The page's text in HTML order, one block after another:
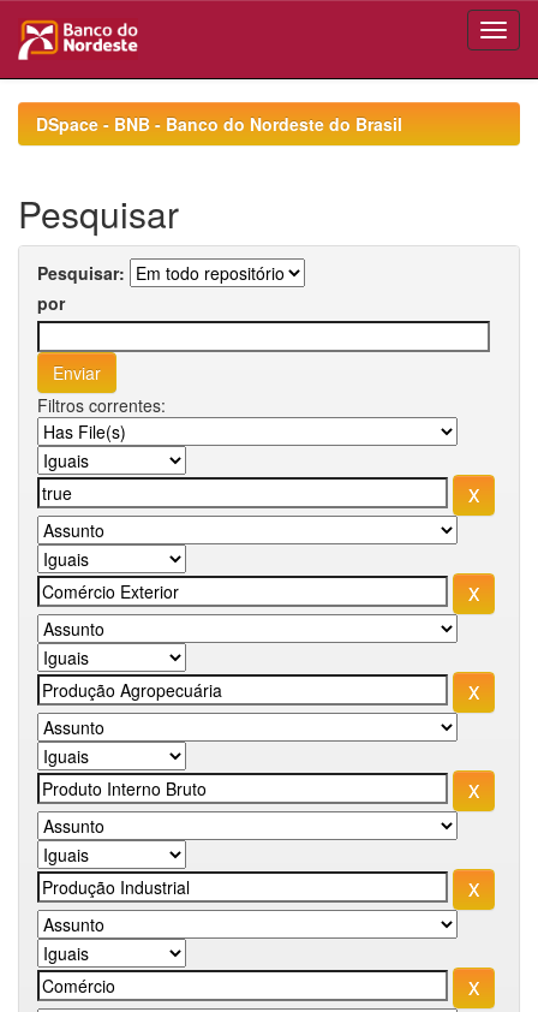
navigationDSpace - BNB - Banco do Nordeste do Brasil
Pesquisar
Pesquisar:
por
Filtros correntes: